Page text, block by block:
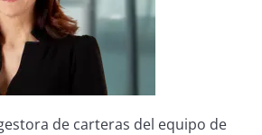
de carteras del equipo de